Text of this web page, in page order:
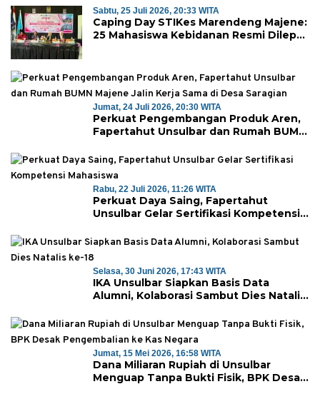
Sabtu, 25 Juli 2026, 20:33 WITA
Caping Day STIKes Marendeng Majene:
25 Mahasiswa Kebidanan Resmi Dilepas
Jumat, 24 Juli 2026, 20:30 WITA
Perkuat Pengembangan Produk Aren,
Fapertahut Unsulbar dan Rumah BUMN
Saragian
Rabu, 22 Juli 2026, 11:26 WITA
Perkuat Daya Saing, Fapertahut
Unsulbar Gelar Sertifikasi Kompetensi
Selasa, 30 Juni 2026, 17:43 WITA
IKA Unsulbar Siapkan Basis Data
Alumni, Kolaborasi Sambut Dies Natalis
Jumat, 15 Mei 2026, 16:58 WITA
Dana Miliaran Rupiah di Unsulbar
Menguap Tanpa Bukti Fisik, BPK Desak